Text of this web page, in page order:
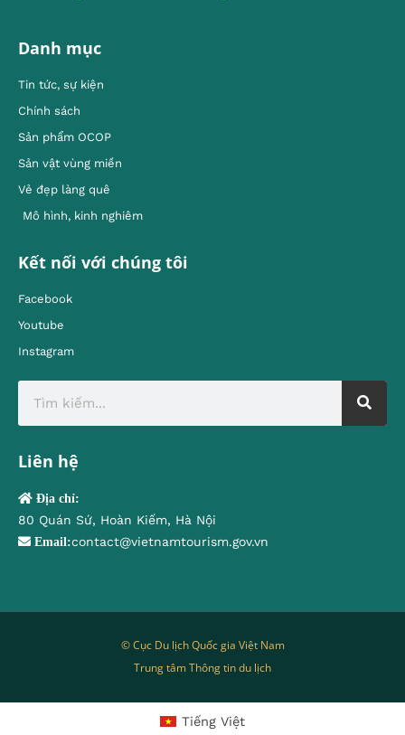
Danh mục
Tin tức, sự kiện
Chính sách
Sản phẩm OCOP
Sản vật vùng miền
Vẻ đẹp làng quê
Mô hình, kinh nghiêm
Kết nối với chúng tôi
Facebook
Youtube
Instagram
Liên hệ
Địa chỉ:
80 Quán Sứ, Hoàn Kiếm, Hà Nội
Email:contact@vietnamtourism.gov.vn
© Cục Du lịch Quốc gia Việt Nam
Trung tâm Thông tin du lịch
Tiếng Việt